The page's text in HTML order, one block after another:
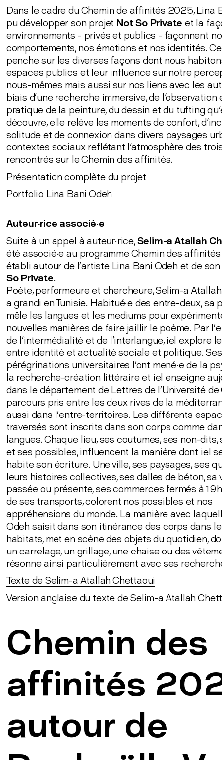
Dans le cadre du Chemin de affinités 2025, Lina
pu développer son projet Not So Private et la
environnements - privés et publics - façonnent
comportements, nos émotions et nos identités.
penche sur les diverses façons dont nous
espaces publics et leur influence sur notre
nous-mêmes mais aussi sur nos liens avec les
biais d’une recherche immersive, de l'observation
pratique de la peinture, du dessin et du tufting
découvre, elle relève les moments de confort,
solitude et de connexion dans divers paysages
contextes sociaux reflétant l'atmosphère des
rencontrés sur le Chemin des affinités.
Présentation complète du projet
Portfolio Lina Bani Odeh
Auteur·rice associé·e
Suite à un appel à auteur·rice,Selim-a Atallah
été associé·e au programme Chemin des
établi autour de l’artiste Lina Bani Odeh et de
So Private.
Poète, performeure et chercheure, Selim-a
a grandi en Tunisie. Habitué·e des entre-deux, sa
mêle les langues et les mediums pour
nouvelles manières de faire jaillir le poème. Par
de l’intermédialité et de l’interlangue, iel explore
entre identité et actualité sociale et politique. Ses
pérégrinations universitaires l’ont mené·e de la
la recherche-création littéraire et iel enseigne
dans le département de Lettres de l’Université de
parcours pris entre les deux rives de la
aussi dans l’entre-territoires. Les différents
traversés sont inscrits dans son corps comme
langues. Chaque lieu, ses coutumes, ses non-dits,
et ses possibles, influencent la manière dont iel
habite son écriture. Une ville, ses paysages, ses
leurs histoires collectives, ses dalles de béton, sa
passée ou présente, ses commerces fermés à
de ses transports, colorent nos possibles et nos
appréhensions du monde. La manière avec
Odeh saisit dans son itinérance des corps dans
habitats, met en scène des objets du quotidien,
un carrelage, un grillage, une chaise ou des
résonne ainsi particulièrement avec ses
Texte de Selim-a Atallah Chettaoui
Version anglaise du texte de Selim-a Atallah
Chemin des
affinités
autour de